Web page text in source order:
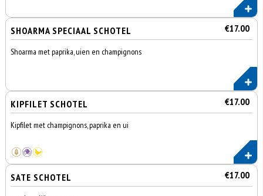
SHOARMA SPECIAAL SCHOTEL €17.00
Shoarma met paprika, uien en champignons
KIPFILET SCHOTEL €17.00
Kipfilet met champignons, paprika en ui
SATE SCHOTEL €17.00